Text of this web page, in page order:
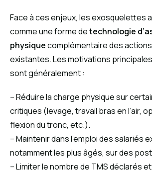
Face à ces enjeux, les exosquelettes
comme une forme detechnologie
physiquecomplémentaire des
existantes. Les motivations
sont généralement :
– Réduire la charge physique sur
critiques (levage, travail bras en l’air,
flexion du tronc, etc.).
– Maintenir dans l’emploi des salariés
notamment les plus âgés, sur des
– Limiter le nombre de TMS déclarés